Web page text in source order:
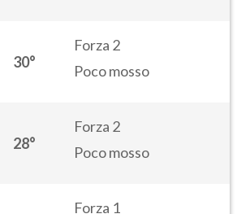
30°
Forza 2
Poco mosso
28°
Forza 2
Poco mosso
Forza 1